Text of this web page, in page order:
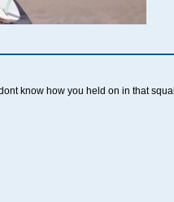
know how you held on in that squall